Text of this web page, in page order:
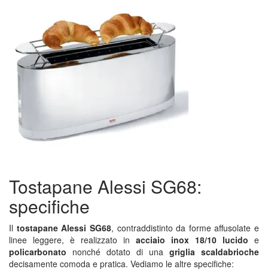
Tostapane Alessi SG68:
specifiche
Il tostapane Alessi SG68, contraddistinto da forme affusolate e
linee leggere, è realizzato in acciaio inox 18/10 lucido e
policarbonato nonché dotato di una griglia scaldabrioche
decisamente comoda e pratica. Vediamo le altre specifiche: